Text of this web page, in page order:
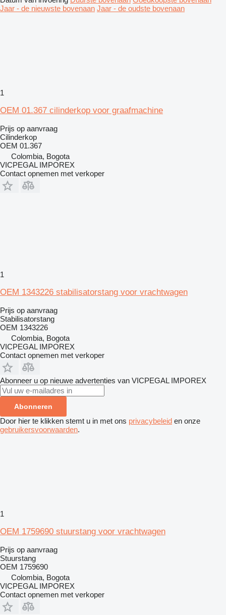
Jaar - de nieuwste bovenaan Jaar - de oudste bovenaan
1
OEM 01.367 cilinderkop voor graafmachine
Prijs op aanvraag
Cilinderkop
OEM 01.367
Colombia, Bogota
VICPEGAL IMPOREX
Contact opnemen met verkoper
1
OEM 1343226 stabilisatorstang voor vrachtwagen
Prijs op aanvraag
Stabilisatorstang
OEM 1343226
Colombia, Bogota
VICPEGAL IMPOREX
Contact opnemen met verkoper
Abonneer u op nieuwe advertenties van VICPEGAL IMPOREX
Abonneren
Door hier te klikken stemt u in met ons privacybeleid en onze
gebruikersvoorwaarden.
1
OEM 1759690 stuurstang voor vrachtwagen
Prijs op aanvraag
Stuurstang
OEM 1759690
Colombia, Bogota
VICPEGAL IMPOREX
Contact opnemen met verkoper